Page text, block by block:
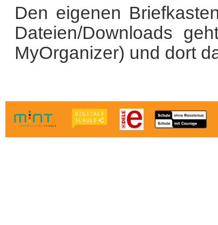
Den eigenen
Dateien/Downloads
MyOrganizer) und dort